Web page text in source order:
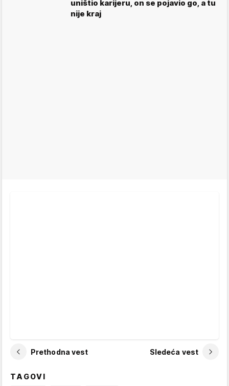
uništio karijeru, on se pojavio go, a tu
nije kraj
Prethodna vest Sledeća vest
TAGOVI